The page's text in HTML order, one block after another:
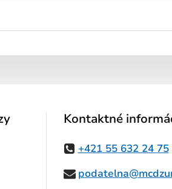
Kontaktné
+421 55 632 24 75